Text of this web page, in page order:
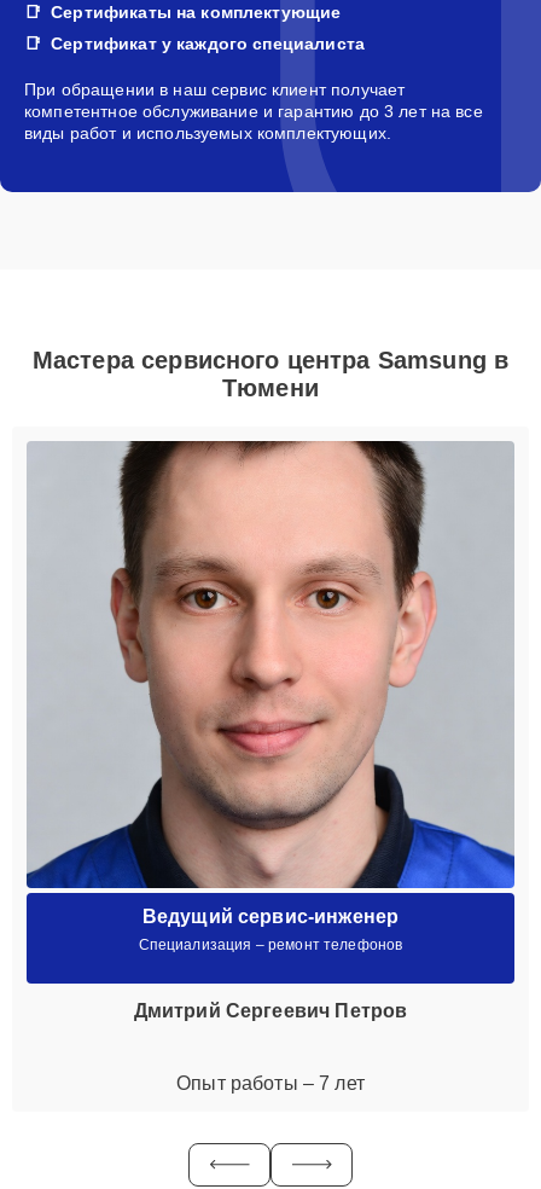
Сертификаты на комплектующие
Сертификат у каждого специалиста
При обращении в наш сервис клиент получает
компетентное обслуживание и гарантию до 3 лет на все
виды работ и используемых комплектующих.
Мастера сервисного центра Samsung в
Тюмени
Ведущий сервис-инженер
Специализация – ремонт телефонов
Дмитрий Сергеевич Петров
Опыт работы – 7 лет